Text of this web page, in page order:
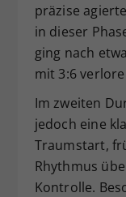
präzise
in dieser
ging nach
mit 3:6
Im zweiten
jedoch eine
Traumstart,
Rhythmus
Kontrolle.